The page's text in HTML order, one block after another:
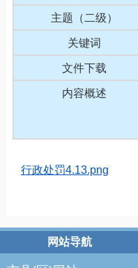
主题（二级）
关键词
文件下载
内容概述
行政处罚4.13.png